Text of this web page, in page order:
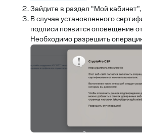
Зайдите в раздел “Мой
В случае установленного
подписи появится оповещение
Необходимо разрешить